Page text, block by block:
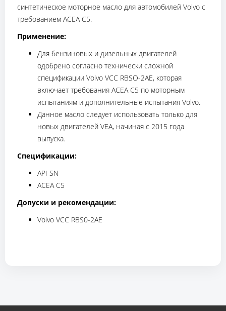
синтетическое моторное масло для автомобилей Volvo c
требованием ACEA C5.
Применение:
Для бензиновых и дизельных двигателей
одобрено согласно технически сложной
спецификации Volvo VCC RBSO-2AE, которая
включает требования ACEA C5 по моторным
испытаниям и дополнительные испытания Volvo.
Данное масло следует использовать только для
новых двигателей VEA, начиная с 2015 года
выпуска.
Спецификации:
API SN
ACEA C5
Допуски и рекомендации:
Volvo VCC RBS0-2AE